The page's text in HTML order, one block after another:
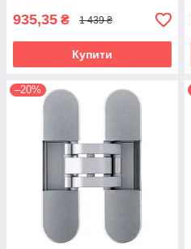
935,35 ₴ 1 439 ₴
Купити
–20%